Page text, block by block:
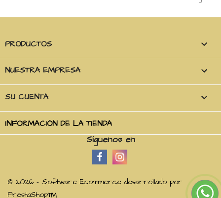
PRODUCTOS 
NUESTRA EMPRESA 
SU CUENTA 
INFORMACIÓN DE LA TIENDA
Síguenos en
© 2026 - Software Ecommerce desarrollado por
PrestaShop™